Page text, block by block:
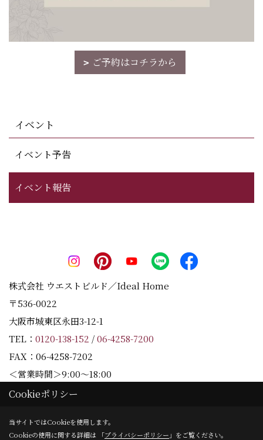
ご予約はコチラから
イベント
イベント予告
イベント報告
株式会社 ウエストビルド／Ideal Home
〒536-0022
大阪市城東区永田3-12-1
TEL： 0120-138-152 /06-4258-7200
FAX：06-4258-7202
＜営業時間＞9:00～18:00
＜定休日＞水曜日
Copyright (c) Westbuild Corporation. All Rights Reserved.
Cookieポリシー
当サイトではCookieを使用します。
Cookieの使用に関する詳細は 「プライバシーポリシー 」をご覧ください。